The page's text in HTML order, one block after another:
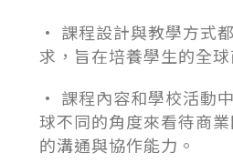
• 課程設計與教學方式
求，旨在培養學生的全
• 課程內容和學校活動
球不同的角度來看待商
的溝通與協作能力。